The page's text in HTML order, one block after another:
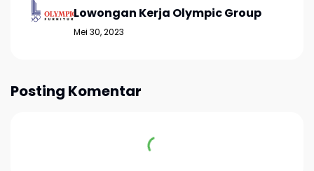
Lowongan Kerja Olympic Group
Mei 30, 2023
Posting Komentar